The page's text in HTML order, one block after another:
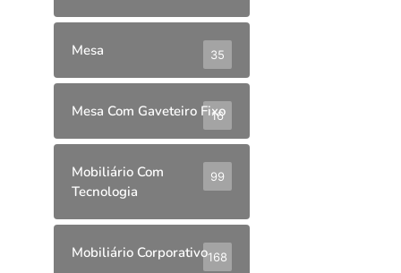
Mesa 35
Mesa Com Gaveteiro Fixo
16
Mobiliário Com
Tecnologia
99
Mobiliário Corporativo168